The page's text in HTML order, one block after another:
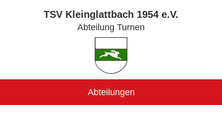
TSV Kleinglattbach 1954 e.V.
Abteilung Turnen
Abteilungen